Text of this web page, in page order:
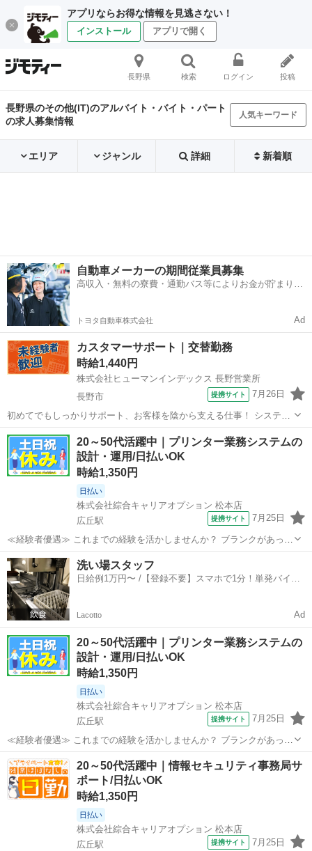
アプリならお得な情報を見逃さない！
インストール アプリで開く
長野県 検索 ログイン 投稿
長野県のその他(IT)のアルバイト・バイト・パート
の求人募集情報
人気キーワード
エリア ジャンル 詳細 新着順
自動車メーカーの期間従業員募集
高収入・無料の寮費・通勤バス等によりお金が貯まりや
トヨタ自動車株式会社 Ad
カスタマーサポート｜交替勤務
時給1,440円
株式会社ヒューマンインデックス 長野営業所
長野市
提携サイト 7月26日
初めてでもしっかりサポート、お客様を陰から支える仕事！ システム
会社でカスタマーサポートに関わるお仕事をお願いいたします。 【具
体的な業務内容】 ・電話対応 ・メール対応（目安：1日に10通以上）
・原因調査、サポート問...
長野 長野市 その他
20～50代活躍中｜プリンター業務システムの
設計・運用/日払いOK
時給1,350円
日払い
株式会社綜合キャリアオプション 松本店
広丘駅
提携サイト 7月25日
≪経験者優遇≫ これまでの経験を活かしませんか？ ブランクがあって
も大丈夫♪ 経験はちょっとだけ…という方もOK！ ≪1日1時間程の残業
で収入アップ≫ 残業は月20時間未満で、 ほどよく稼げます♪ ≪完全週
休二日制≫ 週末は...
長野 松本市 広丘駅
洗い場スタッフ
日給例1万円〜 /【登録不要】スマホで1分！単発バイト
Lacotto Ad
20～50代活躍中｜プリンター業務システムの
設計・運用/日払いOK
時給1,350円
日払い
株式会社綜合キャリアオプション 松本店
広丘駅
提携サイト 7月25日
≪経験者優遇≫ これまでの経験を活かしませんか？ ブランクがあって
も大丈夫♪ 経験はちょっとだけ…という方もOK！ ≪1日1時間程の残業
で収入アップ≫ 残業は月20時間未満で、 ほどよく稼げます♪ ≪完全週
休二日制≫ 週末は...
長野 松本市 広丘駅 その他
20～50代活躍中｜情報セキュリティ事務局サ
ポート/日払いOK
時給1,350円
日払い
株式会社綜合キャリアオプション 松本店
広丘駅
提携サイト 7月25日